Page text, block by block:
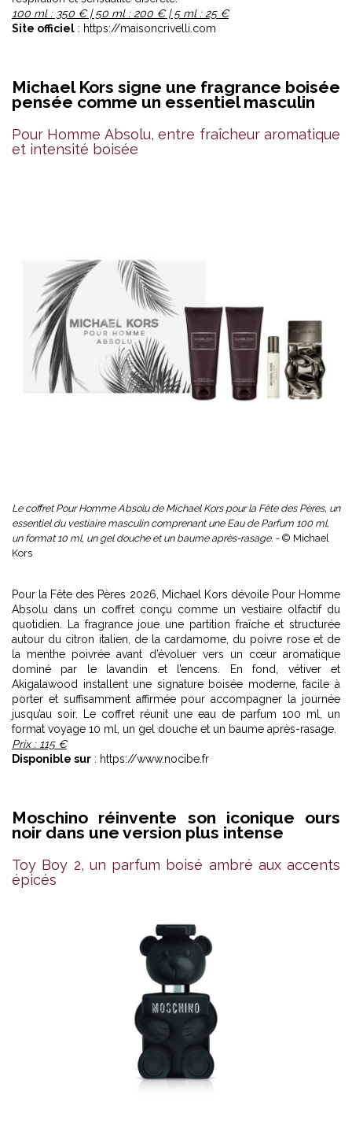
100 ml : 350 € | 50 ml : 200 € | 5 ml : 25 €
Site officiel : https://maisoncrivelli.com
Michael Kors signe une fragrance boisée
pensée comme un essentiel masculin
Pour Homme Absolu, entre fraîcheur aromatique
et intensité boisée
Le coffret Pour Homme Absolu de Michael Kors pour la Fête des Pères, un
essentiel du vestiaire masculin comprenant une Eau de Parfum 100 ml,
un format 10 ml, un gel douche et un baume après-rasage. - © Michael
Kors
Pour la Fête des Pères 2026, Michael Kors dévoile Pour Homme
Absolu dans un coffret conçu comme un vestiaire olfactif du
quotidien. La fragrance joue une partition fraîche et structurée
autour du citron italien, de la cardamome, du poivre rose et de
la menthe poivrée avant d’évoluer vers un cœur aromatique
dominé par le lavandin et l’encens. En fond, vétiver et
Akigalawood installent une signature boisée moderne, facile à
porter et suffisamment affirmée pour accompagner la journée
jusqu’au soir. Le coffret réunit une eau de parfum 100 ml, un
format voyage 10 ml, un gel douche et un baume après-rasage.
Prix : 115 €
Disponible sur : https://www.nocibe.fr
Moschino réinvente son iconique ours
noir dans une version plus intense
Toy Boy 2, un parfum boisé ambré aux accents
épicés